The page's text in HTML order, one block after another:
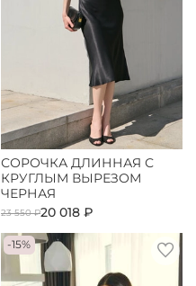
СОРОЧКА ДЛИННАЯ С
КРУГЛЫМ ВЫРЕЗОМ
ЧЕРНАЯ
23 550 ₽20 018 ₽
-15%